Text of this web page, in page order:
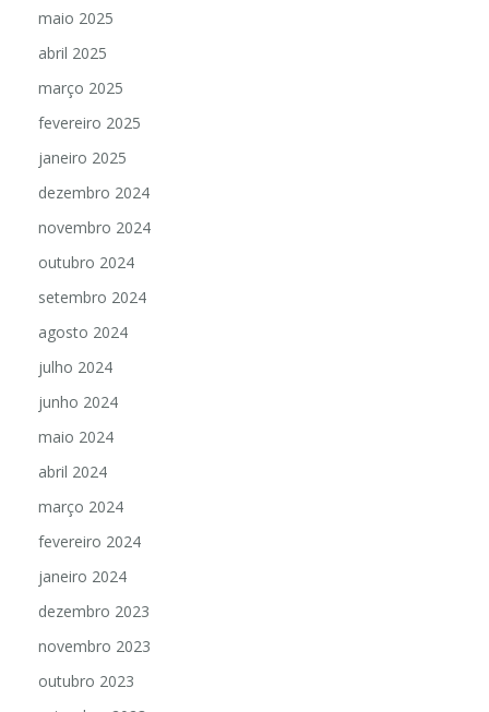
maio 2025
abril 2025
março 2025
fevereiro 2025
janeiro 2025
dezembro 2024
novembro 2024
outubro 2024
setembro 2024
agosto 2024
julho 2024
junho 2024
maio 2024
abril 2024
março 2024
fevereiro 2024
janeiro 2024
dezembro 2023
novembro 2023
outubro 2023